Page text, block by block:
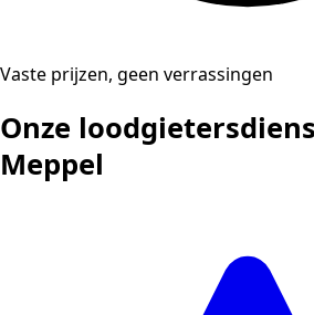
Vaste prijzen, geen verrassingen
Onze
Meppel